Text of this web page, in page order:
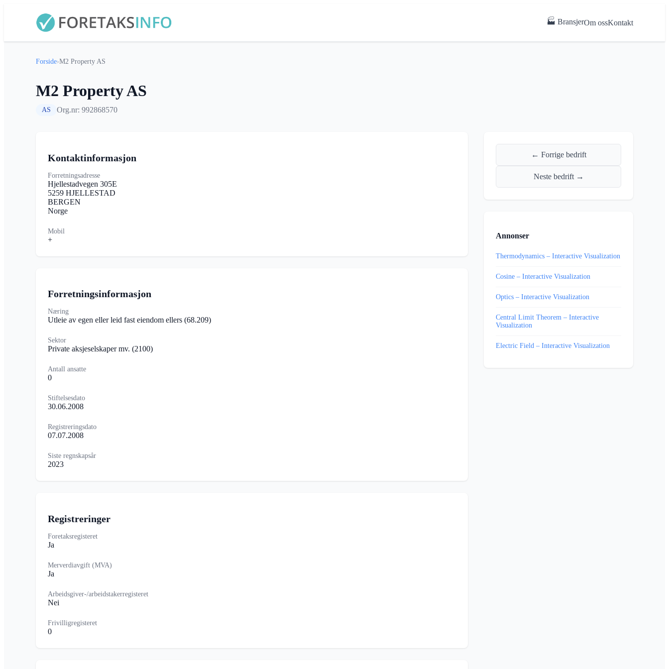
🏭 BransjerOm ossKontakt
Forside›M2 Property AS
M2 Property AS
AS Org.nr: 992868570
Kontaktinformasjon
Forretningsadresse
Hjellestadvegen 305E
5259 HJELLESTAD
BERGEN
Norge
Mobil
+
Forretningsinformasjon
Næring
Utleie av egen eller leid fast eiendom ellers (68.209)
Sektor
Private aksjeselskaper mv. (2100)
Antall ansatte
0
Stiftelsesdato
30.06.2008
Registreringsdato
07.07.2008
Siste regnskapsår
2023
Registreringer
Foretaksregisteret
Ja
Merverdiavgift (MVA)
Ja
Arbeidsgiver-/arbeidstakerregisteret
Nei
Frivilligregisteret
0
← Forrige bedrift
Neste bedrift →
Annonser
Thermodynamics – Interactive Visualization
Cosine – Interactive Visualization
Optics – Interactive Visualization
Central Limit Theorem – Interactive
Visualization
Electric Field – Interactive Visualization